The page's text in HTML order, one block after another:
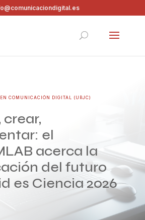
COMUNICACIÓN DIGITAL (URJC)
crear,
el
acerca la
del futuro
es Ciencia 2026